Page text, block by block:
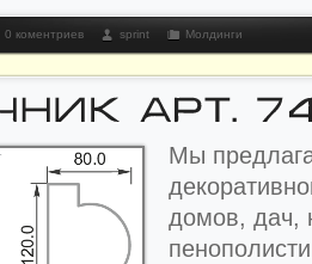
0 коментриев sprint Молдинги
Мы
домов, дач,